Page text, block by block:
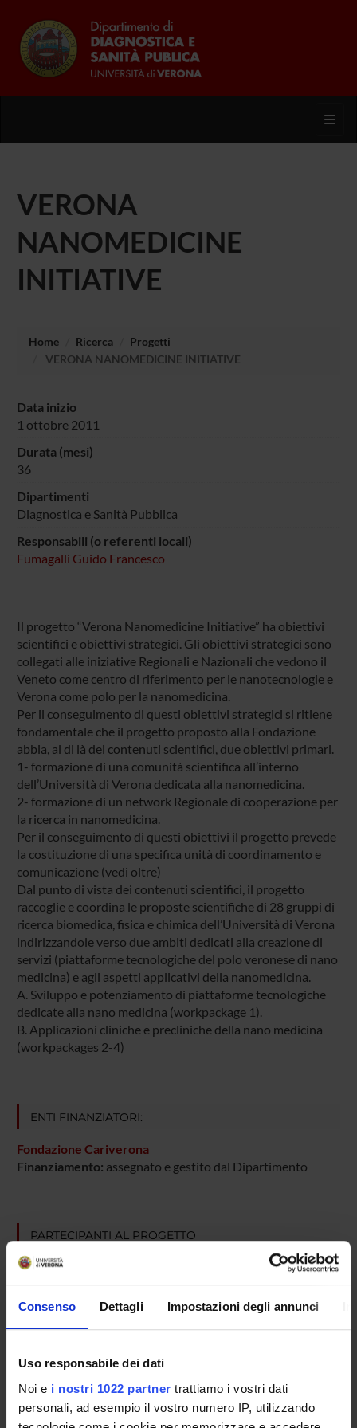
Consenso Dettagli Impostazioni degli annunci
Uso responsabile dei dati
Noi e i nostri 1022 partner trattiamo i vostri dati
personali, ad esempio il vostro numero IP, utilizzando
VERONA
NANOMEDICINE
INITIATIVE
Home Ricerca
Progetti
VERONA NANOMEDICINE INITIATIVE
Data inizio
1 ottobre 2011
Durata (mesi)
36
Dipartimenti
Diagnostica e Sanità Pubblica
Responsabili (o referenti locali)
Fumagalli Guido Francesco
Il progetto “Verona Nanomedicine Initiative” ha obiettivi
scientifici e obiettivi strategici. Gli obiettivi strategici sono
collegati alle iniziative Regionali e Nazionali che vedono il
Veneto come centro di riferimento per le nanotecnologie e
Verona come polo per la nanomedicina.
Per il conseguimento di questi obiettivi strategici si ritiene
fondamentale che il progetto proposto alla Fondazione
abbia, al di là dei contenuti scientifici, due obiettivi primari.
1- formazione di una comunità scientifica all’interno
dell’Università di Verona dedicata alla nanomedicina.
2- formazione di un network Regionale di cooperazione per
la ricerca in nanomedicina.
Per il conseguimento di questi obiettivi il progetto prevede
la costituzione di una specifica unità di coordinamento e
comunicazione (vedi oltre)
Dal punto di vista dei contenuti scientifici, il progetto
raccoglie e coordina le proposte scientifiche di 28 gruppi di
ricerca biomedica, fisica e chimica dell’Università di Verona
indirizzandole verso due ambiti dedicati alla creazione di
servizi (piattaforme tecnologiche del polo veronese di nano
medicina) e agli aspetti applicativi della nanomedicina.
A. Sviluppo e potenziamento di piattaforme tecnologiche
dedicate alla nano medicina (workpackage 1).
B. Applicazioni cliniche e precliniche della nano medicina
(workpackages 2-4)
ENTI FINANZIATORI:
Fondazione Cariverona
Finanziamento: assegnato e gestito dal Dipartimento
PARTECIPANTI AL PROGETTO
Marina Bentivoglio
Cultore della materia
Massimo Delledonne
Professore ordinario
Guido Francesco Fumagalli